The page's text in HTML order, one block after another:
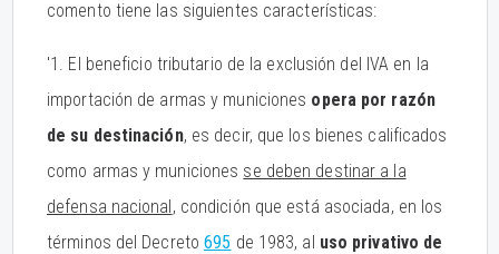
comento tiene las siguientes características:
'1. El beneficio tributario de la exclusión del IVA en la
importación de armas y municiones opera por razón
de su destinación, es decir, que los bienes calificados
como armas y municiones se deben destinar a la
defensa nacional, condición que está asociada, en los
términos del Decreto695 de 1983, al uso privativo de